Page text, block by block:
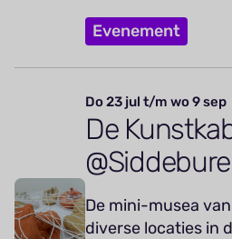
Evenement
Do 23 jul t/m wo 9 sep
De
De mini-musea
diverse locaties in